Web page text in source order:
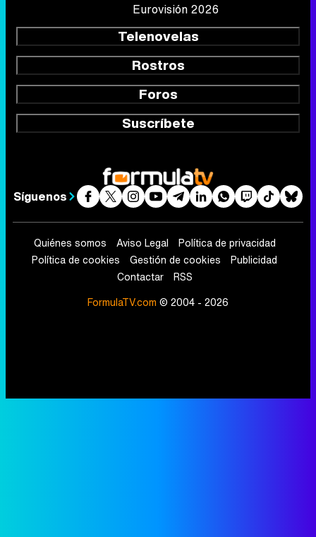
Eurovisión 2026
Telenovelas
Rostros
Foros
Suscríbete
Síguenos
Quiénes somos Aviso Legal
Política de privacidad
Política de cookies
Gestión de cookies
Publicidad
Contactar
RSS
FormulaTV.com © 2004 - 2026